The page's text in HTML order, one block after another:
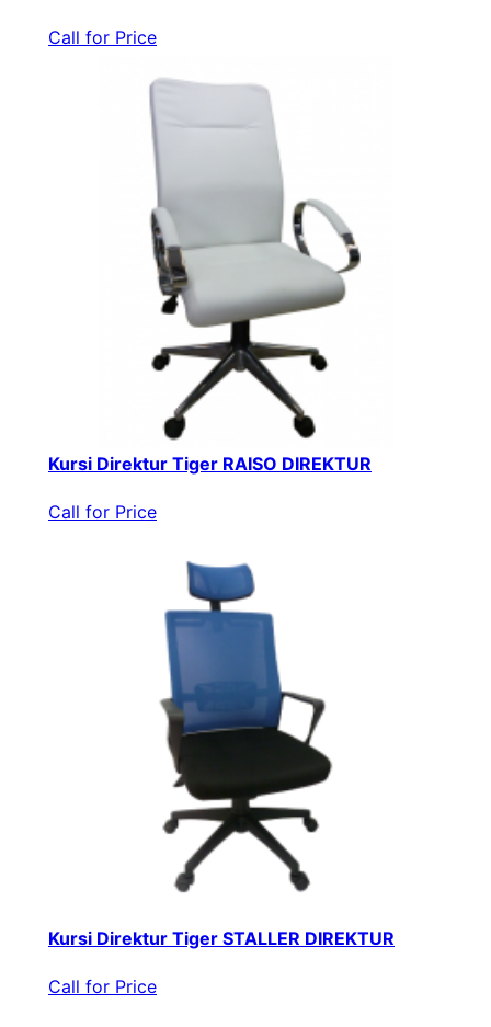
Call for Price
Kursi Direktur Tiger RAISO DIREKTUR
Call for Price
Kursi Direktur Tiger STALLER DIREKTUR
Call for Price